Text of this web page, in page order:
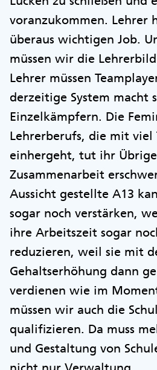
voranzukommen. Lehrer
überaus wichtigen Job.
müssen wir die
Lehrer müssen
derzeitige System macht
Einzelkämpfern. Die
Lehrerberufs, die mit viel
einhergeht, tut ihr
Zusammenarbeit
Aussicht gestellte A13
sogar noch verstärken,
ihre Arbeitszeit sogar
reduzieren, weil sie mit
Gehaltserhöhung dann
verdienen wie im
müssen wir auch die
qualifizieren. Da muss
und Gestaltung von